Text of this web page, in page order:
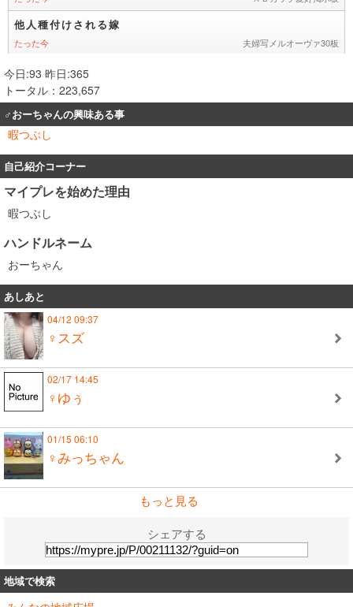
今日:93 昨日:365
トータル：223,657
♂おーちゃんの興味ある事
暇つぶし
自己紹介コーナー
マイプレを始めた理由
暇つぶし
ハンドルネーム
おーちゃん
あしあと
04/12 09:37
♀スズ
02/17 14:45
♀ゆぅ
01/15 06:10
♀みっちゃん
もっと見る
シェアする
地域で検索